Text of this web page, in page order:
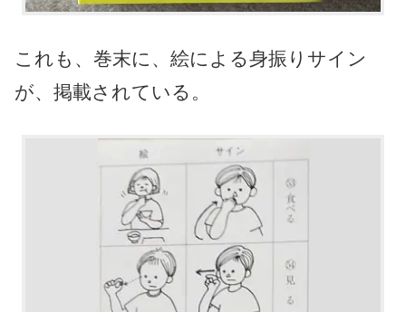
これも、巻末に、絵による身振りサイン
が、掲載されている。